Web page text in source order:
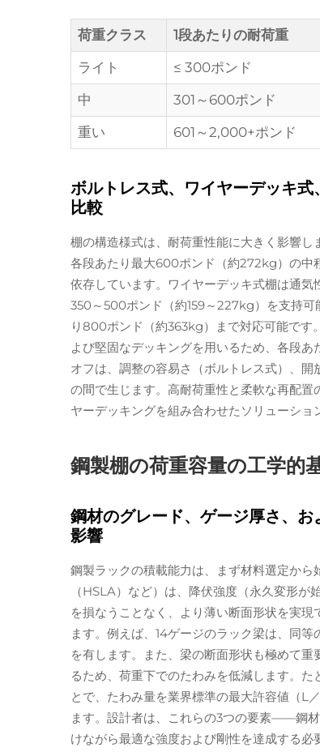
荷重クラス 1段あたりの耐荷重
ライト
≤ 300ポンド
中
301～600ポンド
重い
601～2,000+ポンド
ボルトレス式、ワイヤーデッキ
比較
棚の構造様式は、耐荷重性能に大きく影響し
各段あたり最大600ポンド（約272kg）の中
依存しています。ワイヤーデッキ式棚は通
350～500ポンド（約159～227kg）を支持可
り800ポンド（約363kg）まで対応可能です
よび堅固なデッキングを用いるため、各段
オフは、調整の容易さ（ボルトレス式）、開
の間で生じます。高耐荷重性と柔軟な再配
ヤーデッキングを組み合わせたソリューショ
鋼製棚の荷重容量の工学的
鋼材のグレード、ゲージ厚さ、
影響
鋼製ラックの積載能力は、まず材料選定か
（HSLA）など）は、降伏強度（永久変形
を損なうことなく、より薄い断面形状を実
ます。例えば、14ゲージのラック梁は、同
を有します。また、梁の断面形状も極めて
るため、荷重下でのたわみを低減します。
とで、たわみ量を業界標準の最大許容値（L
ます。設計者は、これらの3つの要素——鋼
けながら最適な強度および剛性を達成する必